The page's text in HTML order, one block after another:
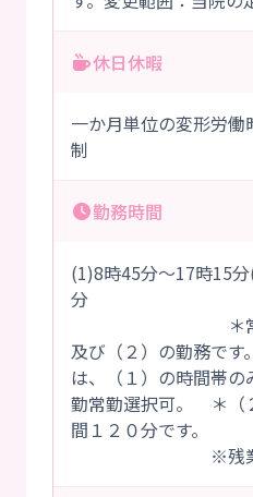
休日休暇
一か月単位の変形労
制
勤務時間
(1)8時45分～17時15
分
＊常勤の場
及び（２）の勤務で
は、（１）の時間帯
勤常勤選択可。 ＊（
間１２０分です。
※残業